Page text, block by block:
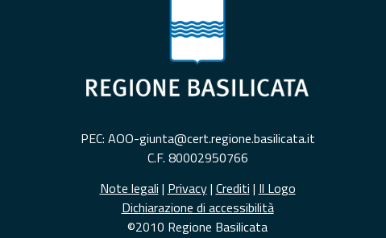
PEC: AOO-giunta@cert.regione.basilicata.it
C.F. 80002950766
Note legali | Privacy| Crediti | Il Logo
Dichiarazione di accessibilità
©2010 Regione Basilicata